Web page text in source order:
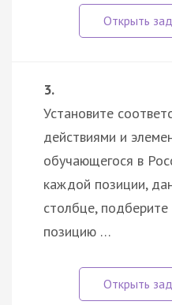
3.
Установите
действиями и
обучающегося в
каждой позиции,
столбце,
позицию …